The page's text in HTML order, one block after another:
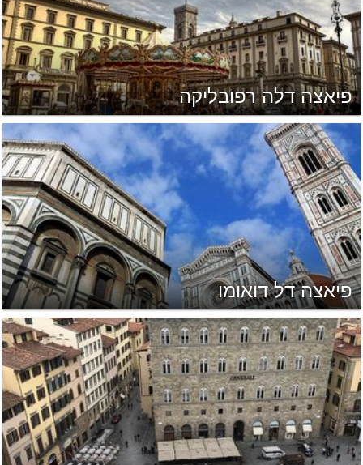
פיאצה דלה רפובליקה
פיאצה דל דואומו